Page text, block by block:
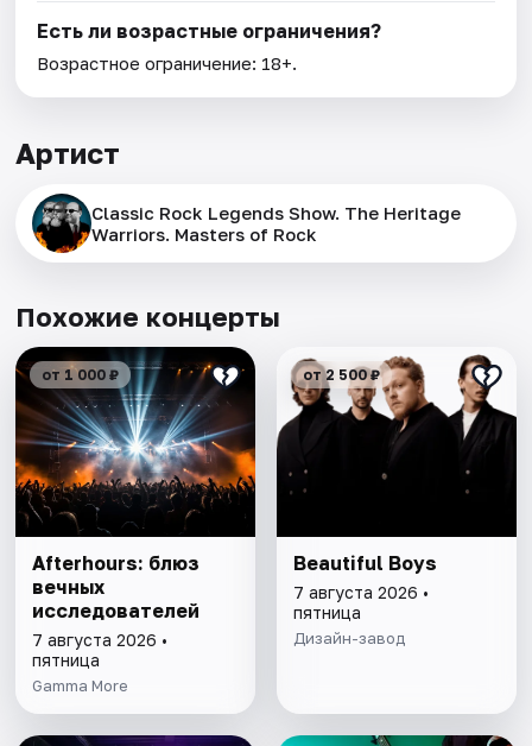
Есть ли возрастные ограничения?
Возрастное ограничение: 18+.
Артист
Classic Rock Legends Show. The Heritage
Warriors. Masters of Rock
Похожие концерты
от 1 000 ₽
Afterhours: блюз
вечных
исследователей
7 августа 2026 •
пятница
Gamma More
от 2 500 ₽
Beautiful Boys
7 августа 2026 •
пятница
Дизайн-завод